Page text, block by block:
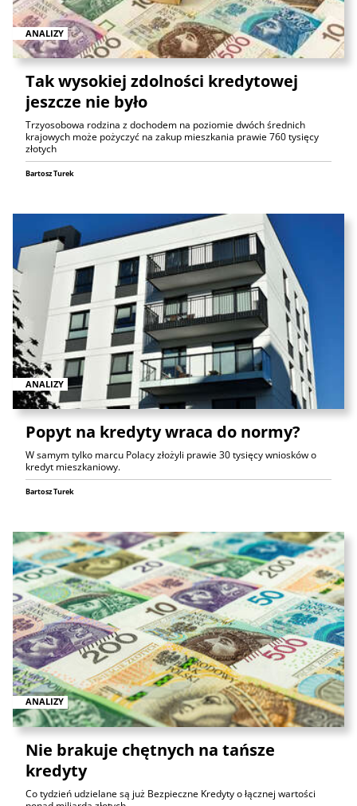
ANALIZY
Tak wysokiej zdolności kredytowej
jeszcze nie było
Trzyosobowa rodzina z dochodem na poziomie dwóch średnich
krajowych może pożyczyć na zakup mieszkania prawie 760 tysięcy
złotych
Bartosz Turek
ANALIZY
Popyt na kredyty wraca do normy?
W samym tylko marcu Polacy złożyli prawie 30 tysięcy wniosków o
kredyt mieszkaniowy.
Bartosz Turek
ANALIZY
Nie brakuje chętnych na tańsze
kredyty
Co tydzień udzielane są już Bezpieczne Kredyty o łącznej wartości